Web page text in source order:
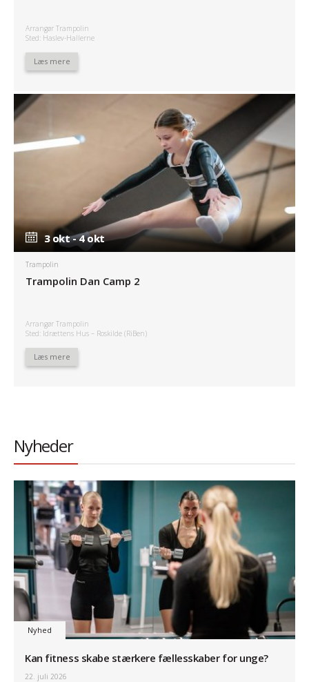
Arrangør Trampolin
Sted: Haslev-Hallerne
Læs mere
3 okt - 4 okt
3 okt - 4 okt
Trampolin
Trampolin Dan Camp 2
Arrangør Trampolin
Sted: Idrættens Hus – Roskilde (RiBen)
Læs mere
Nyheder
Nyhed
Kan fitness skabe stærkere fællesskaber for unge?
22. juli 2026